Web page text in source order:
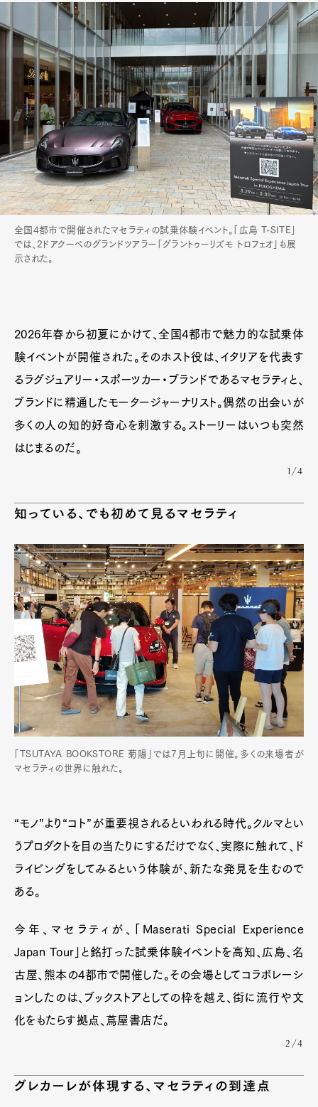
Official Columnist
About
Contact
Pen Meet
Pen international Pen tw
全国4都市で開催されたマセラティの試乗体験イベント。「広島 T-SITE」
では、2ドアクーペのグランドツアラー「グラントゥーリズモ トロフェオ」も展
示された。
2026年春から初夏にかけて、全国4都市で魅力的な試乗体
験イベントが開催された。そのホスト役は、イタリアを代表す
るラグジュアリー・スポーツカー・ブランドであるマセラティと、
ブランドに精通したモータージャーナリスト。偶然の出会いが
多くの人の知的好奇心を刺激する。ストーリーはいつも突然
はじまるのだ。
1/4
知っている、でも初めて見るマセラティ
「TSUTAYA BOOKSTORE 菊陽」では7月上旬に開催。多くの来場者が
マセラティの世界に触れた。
“モノ”より“コト”が重要視されるといわれる時代。クルマとい
うプロダクトを目の当たりにするだけでなく、実際に触れて、ド
ライビングをしてみるという体験が、新たな発見を生むので
ある。
今年、マセラティが、「Maserati Special Experience
Japan Tour」と銘打った試乗体験イベントを高知、広島、名
古屋、熊本の4都市で開催した。その会場としてコラボレーシ
ョンしたのは、ブックストアとしての枠を越え、街に流行や文
化をもたらす拠点、蔦屋書店だ。
2/4
グレカーレが体現する、マセラティの到達点